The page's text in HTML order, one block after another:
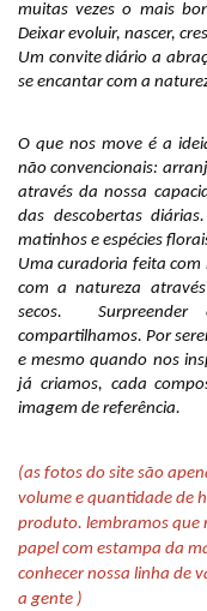
muitas vezes o mais
Deixar evoluir, nascer,
Um convite diário a
se encantar com a
O que nos move é a
não convencionais:
através da nossa
das descobertas
matinhos e espécies
Uma curadoria feita
com a natureza
secos. Surpreender
compartilhamos. Por
e mesmo quando nos
já criamos, cada
imagem de referência.
(as fotos do site são
volume e quantidade de
produto. lembramos que
papel com estampa da
conhecer nossa linha de
a gente )